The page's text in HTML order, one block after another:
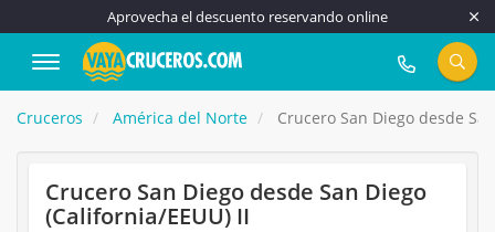
Aprovecha el descuento reservando online
917 815 555
Cruceros América del Norte Crucero San Diego desde
Crucero San Diego desde San Diego
(California/EEUU) II